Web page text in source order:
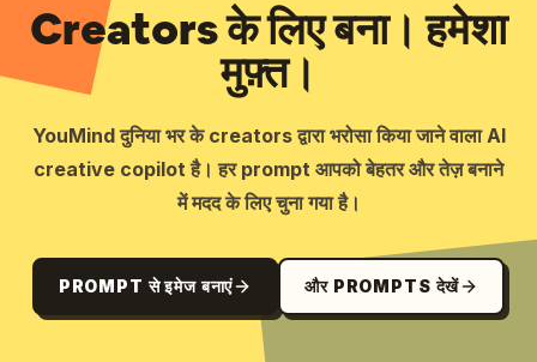
Creators के लिए बना। हमेशा
मुफ़्त।
YouMind दुनिया भर के creators द्वारा भरोसा किया जाने वाला AI
creative copilot है। हर prompt आपको बेहतर और तेज़ बनाने
में मदद के लिए चुना गया है।
PROMPT से इमेज बनाएं और PROMPTS देखें